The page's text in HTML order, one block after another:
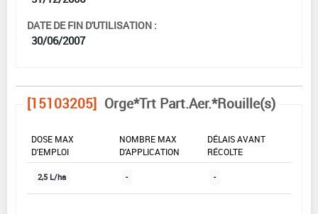
DATE DE FIN D'UTILISATION :
30/06/2007
[15103205] Orge*Trt Part.Aer.*Rouille(s)
DOSE MAX
D'EMPLOI
NOMBRE MAX
D'APPLICATION
DÉLAIS AVANT
RÉCOLTE
2,5 L/ha - -